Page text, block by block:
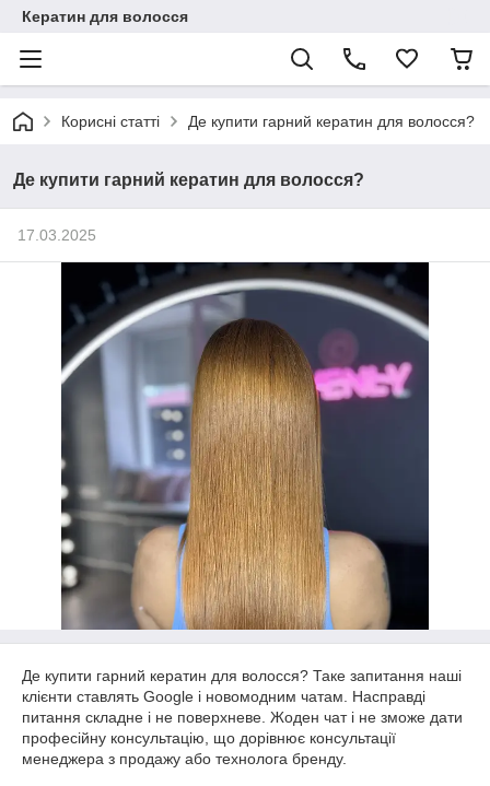
Кератин для волосся
Корисні статті Де купити гарний кератин для волосся?
Де купити гарний кератин для волосся?
17.03.2025
Де купити гарний кератин для волосся? Таке запитання наші
клієнти ставлять Google і новомодним чатам. Насправді
питання складне і не поверхневе. Жоден чат і не зможе дати
професійну консультацію, що дорівнює консультації
менеджера з продажу або технолога бренду.